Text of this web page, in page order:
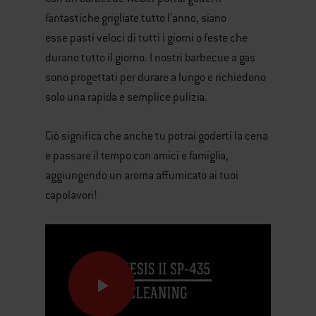
fantastiche grigliate tutto l'anno, siano
esse pasti veloci di tutti i giorni o feste che
durano tutto il giorno. I nostri barbecue a gas
sono progettati per durare a lungo e richiedono
solo una rapida e semplice pulizia.
Ciò significa che anche tu potrai goderti la cena
e passare il tempo con amici e famiglia,
aggiungendo un aroma affumicato ai tuoi
capolavori!